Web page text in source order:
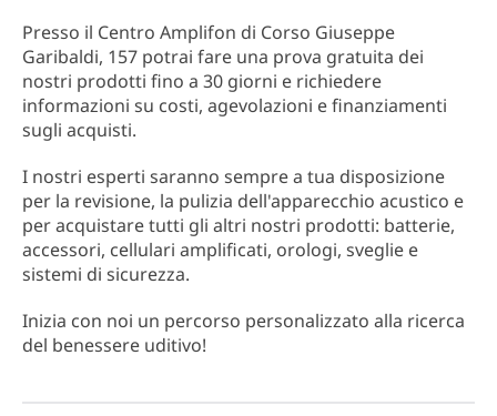
Presso il Centro Amplifon di Corso Giuseppe
Garibaldi, 157 potrai fare una prova gratuita dei
nostri prodotti fino a 30 giorni e richiedere
informazioni su costi, agevolazioni e finanziamenti
sugli acquisti.
I nostri esperti saranno sempre a tua disposizione
per la revisione, la pulizia dell'apparecchio acustico e
per acquistare tutti gli altri nostri prodotti: batterie,
accessori, cellulari amplificati, orologi, sveglie e
sistemi di sicurezza.
Inizia con noi un percorso personalizzato alla ricerca
del benessere uditivo!